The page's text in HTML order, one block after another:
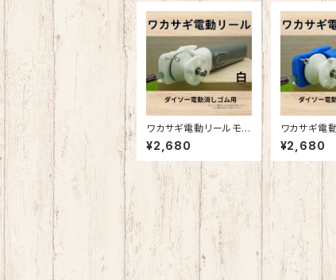
ワカサギ電動リールモ
ジュール（ダイソー電消
し用・白）
¥2,680
ワカサギ電
ジュール（ダ
し用・青）
¥2,680